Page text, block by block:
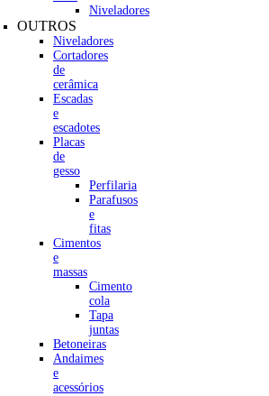
Niveladores
OUTROS
Niveladores
Cortadores
de
cerâmica
Escadas
e
escadotes
Placas
de
gesso
Perfilaria
Parafusos
e
fitas
Cimentos
e
massas
Cimento
cola
Tapa
juntas
Betoneiras
Andaimes
e
acessórios